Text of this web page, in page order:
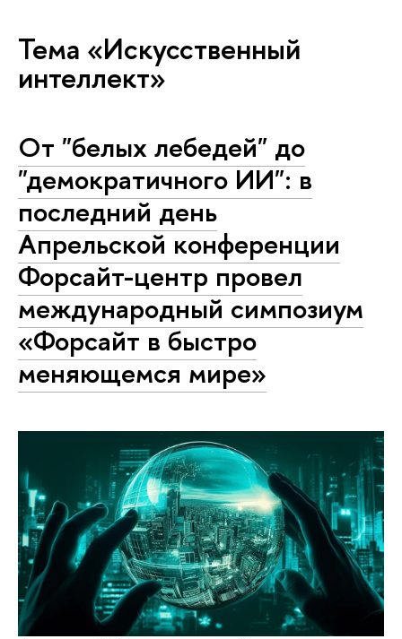
Тема «Искусственный
интеллект»
От "белых лебедей" до
"демократичного ИИ": в
последний день
Апрельской конференции
Форсайт-центр провел
международный симпозиум
«Форсайт в быстро
меняющемся мире»